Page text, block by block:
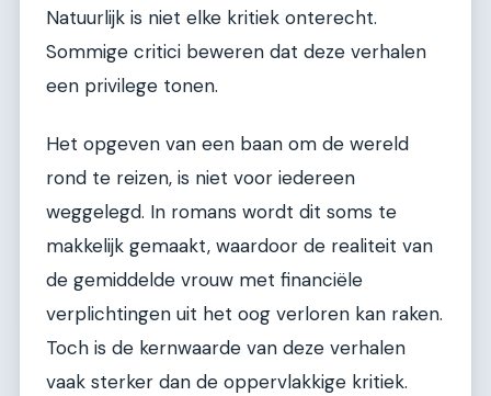
Natuurlijk is niet elke kritiek onterecht.
Sommige critici beweren dat deze verhalen
een privilege tonen.
Het opgeven van een baan om de wereld
rond te reizen, is niet voor iedereen
weggelegd. In romans wordt dit soms te
makkelijk gemaakt, waardoor de realiteit van
de gemiddelde vrouw met financiële
verplichtingen uit het oog verloren kan raken.
Toch is de kernwaarde van deze verhalen
vaak sterker dan de oppervlakkige kritiek.